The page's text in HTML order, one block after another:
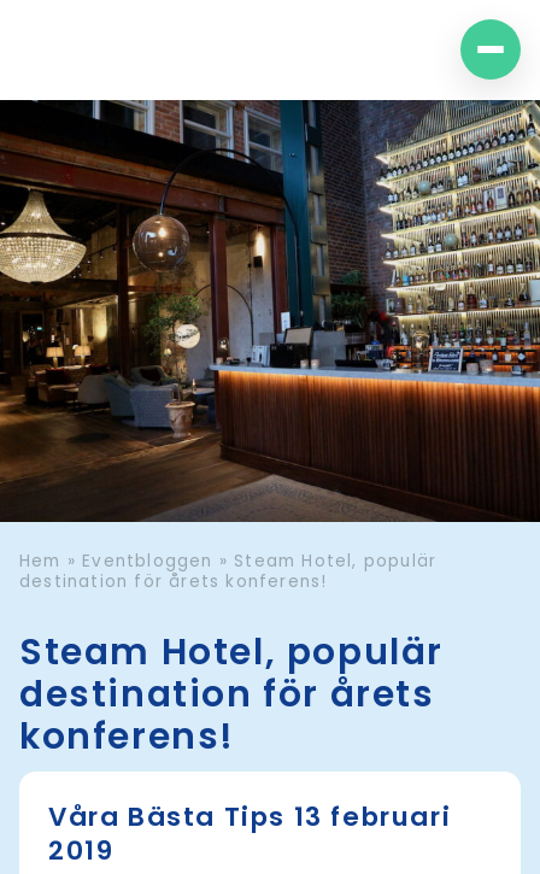
Hem » Eventbloggen » Steam Hotel, populär
destination för årets konferens!
Steam Hotel, populär
destination för årets
konferens!
Våra Bästa Tips 13 februari
2019